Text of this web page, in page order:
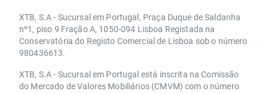
XTB, S.A - Sucursal em Portugal, Praça Duque de Saldanha
nº1, piso 9 Fração A, 1050-094 Lisboa Registada na
Conservatória do Registo Comercial de Lisboa sob o número
980436613.
XTB, S.A - Sucursal em Portugal está inscrita na Comissão
do Mercado de Valores Mobiliários (CMVM) com o número